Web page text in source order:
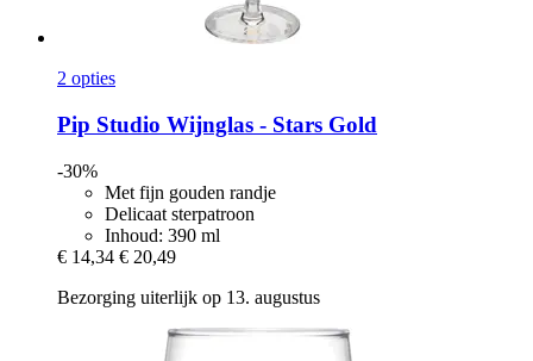
2 opties
Pip Studio Wijnglas -​ Stars Gold
-30%
Met fijn gouden randje
Delicaat sterpatroon
Inhoud: 390 ml
€ 14,34 € 20,49
Bezorging uiterlijk op 13. augustus